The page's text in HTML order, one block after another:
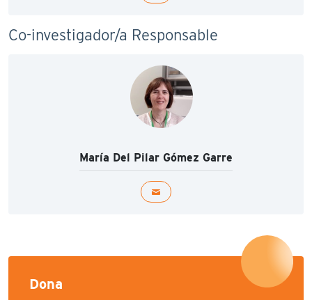
Co-investigador/a Responsable
María Del Pilar Gómez Garre
Dona